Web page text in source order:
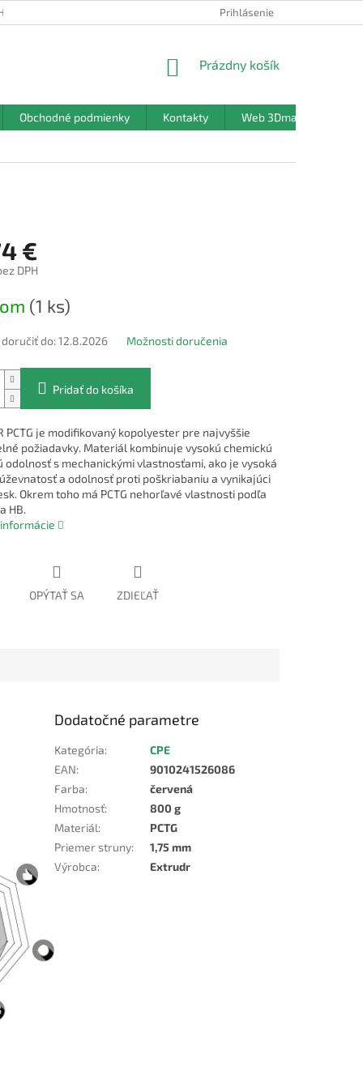
OSOBNÝCH ÚDAJOV Prihlásenie
NÁKUPNÝ
Prázdny košík
Obchodné podmienky Kontakty Web 3Dmanufaktura.sk
€
DPH
(1 ks)
do: 12.8.2026 Možnosti doručenia
Pridať do košíka
PCTG je modifikovaný kopolyester pre najvyššie
požiadavky. Materiál kombinuje vysokú chemickú
odolnosť s mechanickými vlastnosťami, ako je vysoká
a odolnosť proti poškriabaniu a vynikajúci
Okrem toho má PCTG nehorľavé vlastnosti podľa
HB.
OPÝTAŤ SA ZDIEĽAŤ
Dodatočné parametre
Kategória:
CPE
EAN:
9010241526086
Farba:
červená
Hmotnosť:
800 g
Materiál:
PCTG
Priemer struny:
1,75 mm
Výrobca: Extrudr